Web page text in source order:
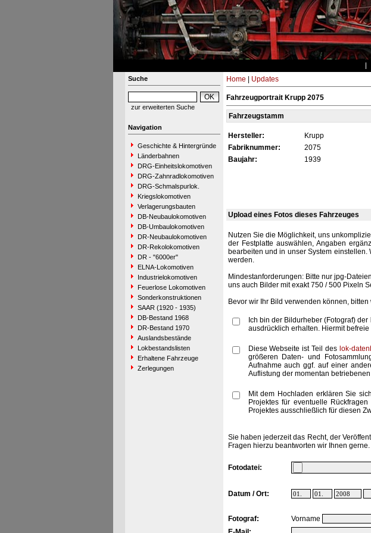
Suche
zur erweiterten Suche
Navigation
Geschichte & Hintergründe
Länderbahnen
DRG-Einheitslokomotiven
DRG-Zahnradlokomotiven
DRG-Schmalspurlok.
Kriegslokomotiven
Verlagerungsbauten
DB-Neubaulokomotiven
DB-Umbaulokomotiven
DR-Neubaulokomotiven
DR-Rekolokomotiven
DR - "6000er"
ELNA-Lokomotiven
Industrielokomotiven
Feuerlose Lokomotiven
Sonderkonstruktionen
SAAR (1920 - 1935)
DB-Bestand 1968
DR-Bestand 1970
Auslandsbestände
Lokbestandslisten
Erhaltene Fahrzeuge
Zerlegungen
Home Updates
Fahrzeugportrait Krupp 2075
Fahrzeugstamm
Hersteller: Krupp
Fabriknummer:
2075
Baujahr:
1939
Upload eines Fotos dieses Fahrzeuges
Nutzen Sie die Möglichkeit, uns
der Festplatte auswählen, Angaben
bearbeiten und in unser System
werden.
Mindestanforderungen: Bitte nur jpg-
uns auch Bilder mit exakt 750 / 500 Pixeln
Bevor wir Ihr Bild verwenden können,
Ich bin der Bildurheber (Fotograf)
ausdrücklich erhalten. Hiermit befreie
Diese Webseite ist Teil des lok-
größeren Daten- und
Aufnahme auch ggf. auf einer
Auflistung der momentan
Mit dem Hochladen erklären Sie
Projektes für eventuelle
Projektes ausschließlich für diesen
Sie haben jederzeit das Recht, der
Fragen hierzu beantworten wir Ihnen gerne.
Fotodatei:
Datum / Ort:
Fotograf: Vorname